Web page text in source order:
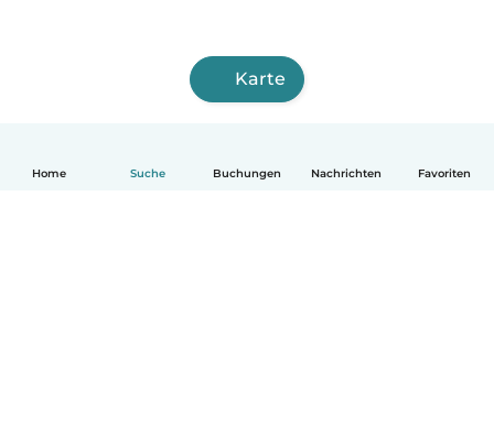
Home Suche Buchungen Nachrichten Favoriten
Karte